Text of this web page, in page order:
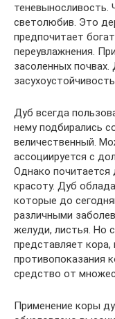
светолюбив. Это
предпочитает
переувлажнения.
засоленных
засухоустойчивость.
Дуб всегда
нему подбирались
величественный.
ассоциируется с
Однако
красоту. Дуб
которые до
различными
желуди, листья. Но
представляет кора,
противопоказания
средство от
Применение коры